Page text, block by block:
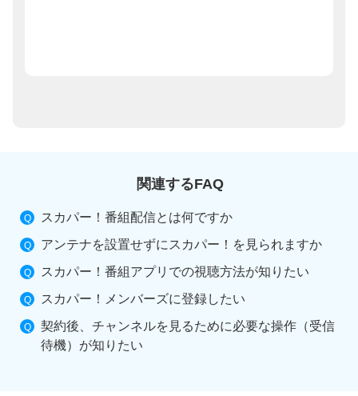
関連するFAQ
スカパー！番組配信とは何ですか
アンテナを設置せずにスカパー！を見られますか
スカパー！番組アプリでの視聴方法が知りたい
スカパー！メンバーズに登録したい
契約後、チャンネルを見るために必要な操作（受信
待機）が知りたい